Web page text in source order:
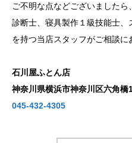
ご不明な点などございました
診断士、寝具製作１級技能士
を持つ当店スタッフがご相談に
石川屋ふとん店
神奈川県横浜市神奈川区六角橋
045-432-4305